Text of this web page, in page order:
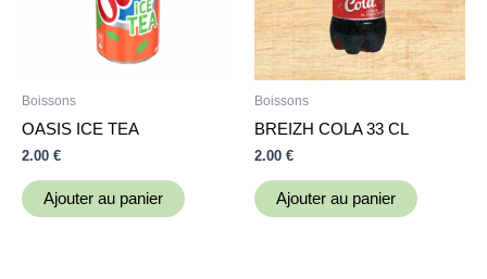
Boissons
OASIS ICE TEA
2.00 €
Ajouter au panier
Boissons
BREIZH COLA 33 CL
2.00 €
Ajouter au panier